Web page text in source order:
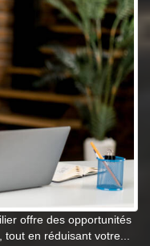
offre des opportunités
tout en réduisant votre...